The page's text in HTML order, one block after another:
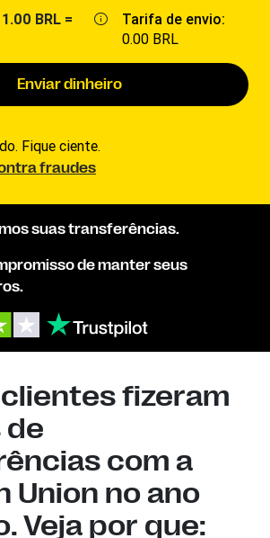
1.00 BRL =
Tarifa de envio:
0.00 BRL
Enviar dinheiro
Fique ciente.
fraudes
suas transferências.
de manter seus
fizeram
de
com a
Union no ano
Veja por que: